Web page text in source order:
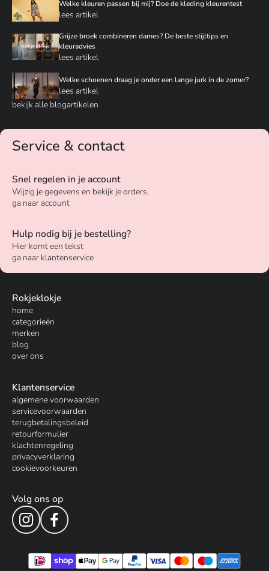
Welke kleuren passen bij mij? Doe de kleding kleurentest
lees artikel
Grijze broek combineren dames? De beste stijltips en
kleuradvies
lees artikel
Welke schoenen draag je onder een lange jurk in de zomer?
lees artikel
bekijk alle blogartikelen
Service & contact
Snel regelen in je account
Wijzig je gegevens en bekijk je orders.
ga naar account
Hulp nodig bij je bestelling?
Hier komt een tekst
ga naar klantenservice
Rokjeklokje
home
categorieën
merken
blog
over ons
Klantenservice
algemene voorwaarden
servicevoorwaarden
terugbetalingsbeleid
retourformulier
klachtenregeling
privacyverklaring
cookievoorkeuren
Volg ons op